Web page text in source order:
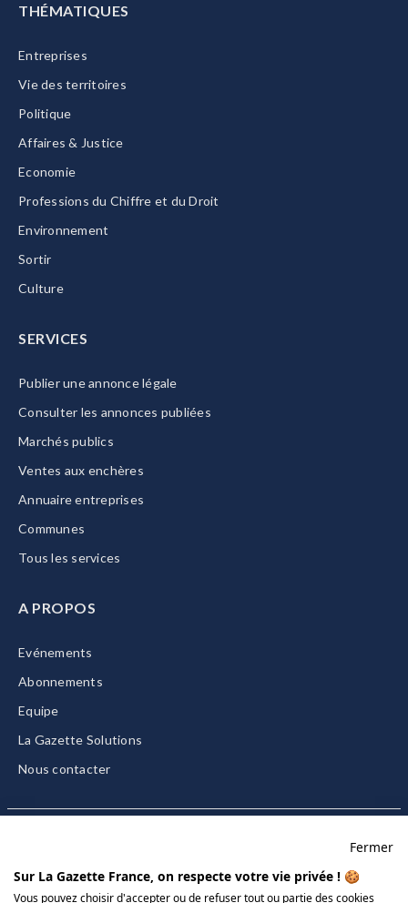
THÉMATIQUES
Entreprises
Vie des territoires
Politique
Affaires & Justice
Economie
Professions du Chiffre et du Droit
Environnement
Sortir
Culture
SERVICES
Publier une annonce légale
Consulter les annonces publiées
Marchés publics
Ventes aux enchères
Annuaire entreprises
Communes
Tous les services
A PROPOS
Evénements
Abonnements
Equipe
La Gazette Solutions
Nous contacter
CGU/CGV
Fermer
Sur La Gazette France, on respecte votre vie privée ! 🍪
Vous pouvez choisir d'accepter ou de refuser tout ou partie des cookies